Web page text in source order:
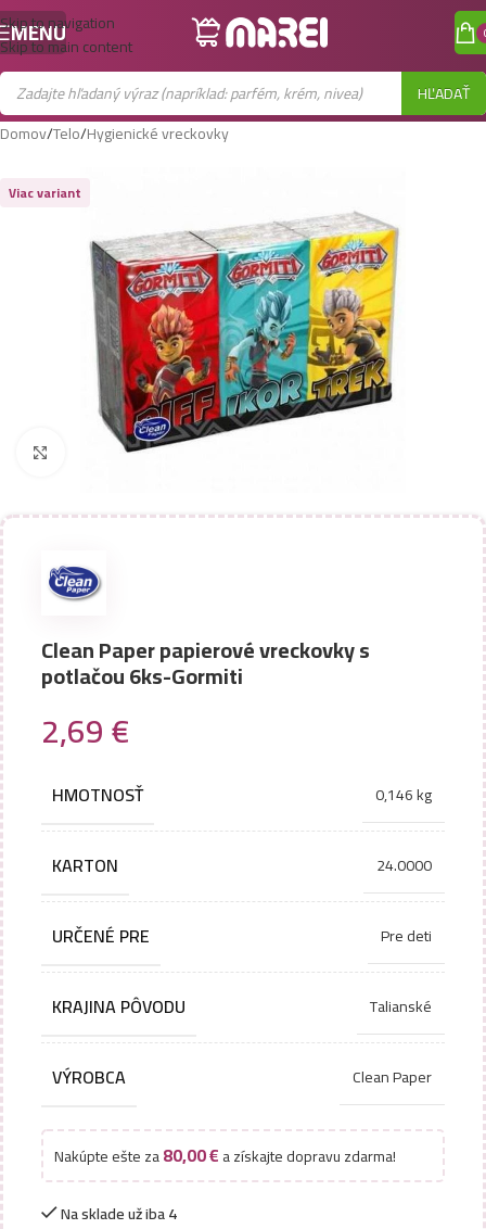
Skip to navigation
Skip to main content
MENU
HĽADAŤ
Domov/Telo/Hygienické vreckovky
Viac variant
Zobraziť väčší obrázok
Clean Paper papierové vreckovky s
potlačou 6ks-Gormiti
2,69€
HMOTNOSŤ 0,146 kg
KARTON 24.0000
URČENÉ PRE Pre deti
KRAJINA PÔVODU Talianské
VÝROBCA Clean Paper
Nakúpte ešte za80,00€a získajte dopravu zdarma!
Na sklade už iba 4